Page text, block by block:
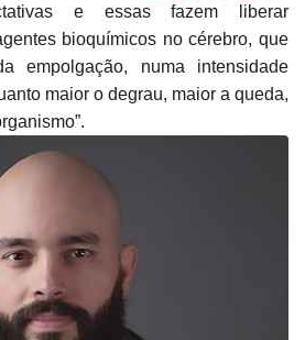
e essas fazem liberar
bioquímicos no cérebro, que
empolgação, numa intensidade
maior o degrau, maior a queda,